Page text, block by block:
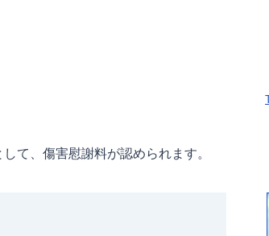
て、傷害慰謝料が認められます。